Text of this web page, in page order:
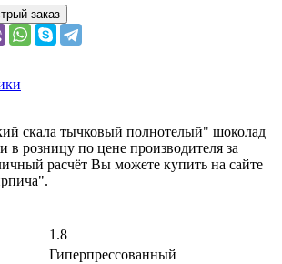
заказ
скала тычковый полнотелый" шоколад
в розницу по цене производителя за
расчёт Вы можете купить на сайте
1.8
Гиперпрессованный